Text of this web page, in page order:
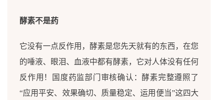
酵素不是药
它没有一点反作用，酵素是您先天就有的东西，在您
的唾液、眼泪、血液中都有酵素，它对人体没有任何
反作用！国度药监部门审核确认：酵素完整遵照了
“应用平安、效果确切、质量稳定、运用便当”这四大